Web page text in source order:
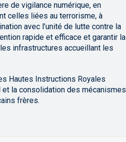
de vigilance numérique, en
celles liées au terrorisme, à
avec l’unité de lutte contre la
rapide et efficace et garantir la
infrastructures accueillant les
Hautes Instructions Royales
la consolidation des mécanismes
frères.